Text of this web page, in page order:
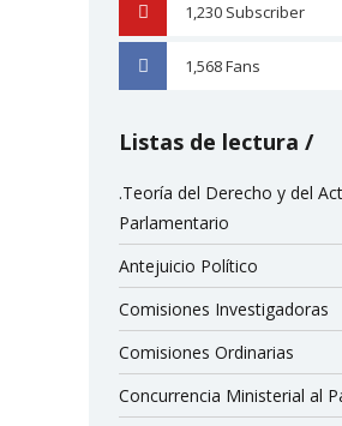
1,230 Subscriber
1,568Fans
Listas de lectura
.Teoría del Derecho y del
Parlamentario
Antejuicio Político
Comisiones Investigadoras
Comisiones Ordinarias
Concurrencia Ministerial al